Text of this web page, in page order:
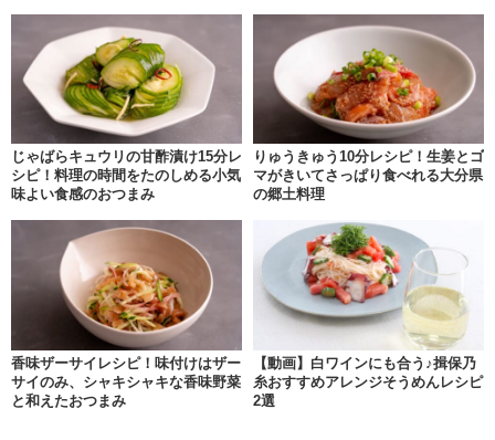
じゃばらキュウリの甘酢漬け15分レ
シピ！料理の時間をたのしめる小気
味よい食感のおつまみ
りゅうきゅう10分レシピ！生姜とゴ
マがきいてさっぱり食べれる大分県
の郷土料理
香味ザーサイレシピ！味付けはザー
サイのみ、シャキシャキな香味野菜
と和えたおつまみ
【動画】白ワインにも合う♪揖保乃
糸おすすめアレンジそうめんレシピ
2選